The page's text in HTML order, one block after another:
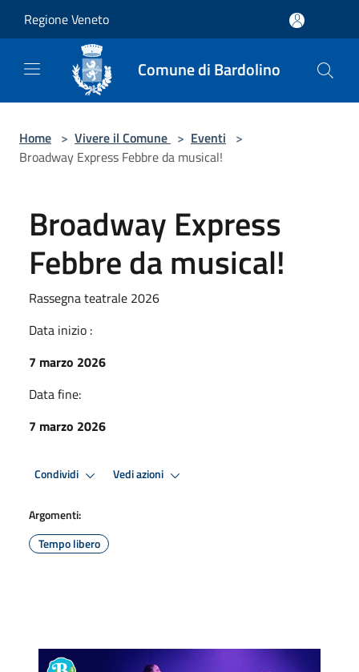
Regione Veneto
Comune di Bardolino
Home > Vivere il Comune > Eventi >
Broadway Express Febbre da musical!
Broadway Express
Febbre da musical!
Rassegna teatrale 2026
Data inizio :
7 marzo 2026
Data fine:
7 marzo 2026
Condividi Vedi azioni
Argomenti:
Tempo libero